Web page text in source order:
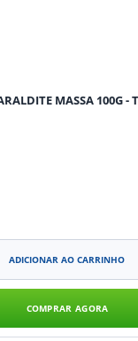
MASSA 100G -
ADICIONAR AO CARRINHO
COMPRAR AGORA